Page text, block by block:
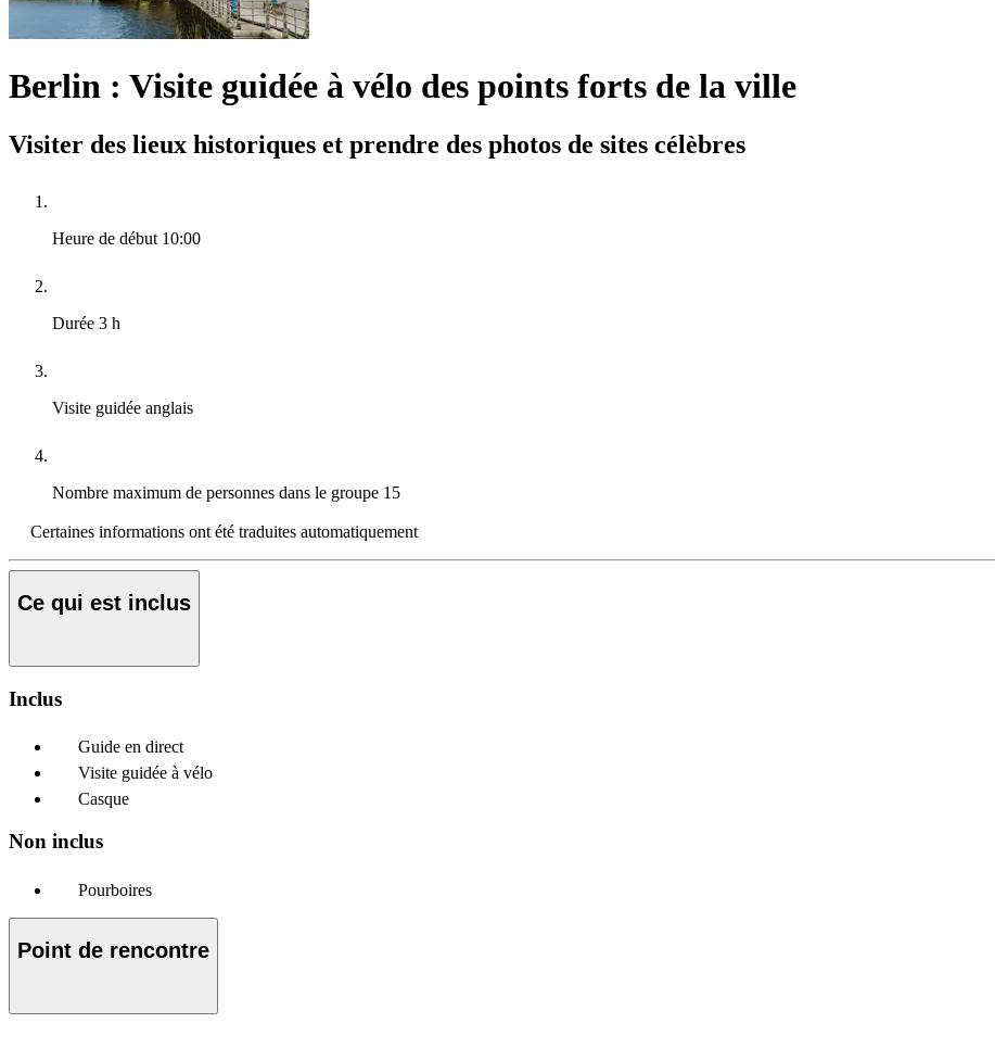
Berlin : Visite guidée à vélo des points forts de la ville
Visiter des lieux historiques et prendre des photos de sites célèbres
Heure de début 10:00
Durée 3 h
Visite guidée anglais
Nombre maximum de personnes dans le groupe 15
Certaines informations ont été traduites automatiquement
Ce qui est inclus
Inclus
Guide en direct
Visite guidée à vélo
Casque
Non inclus
Pourboires
Point de rencontre